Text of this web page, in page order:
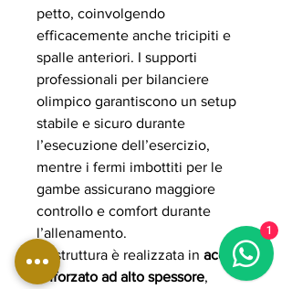
petto, coinvolgendo
efficacemente anche tricipiti e
spalle anteriori. I supporti
professionali per bilanciere
olimpico garantiscono un setup
stabile e sicuro durante
l’esecuzione dell’esercizio,
mentre i fermi imbottiti per le
gambe assicurano maggiore
controllo e comfort durante
l’allenamento.
La struttura è realizzata in acciaio
rinforzato ad alto spessore,
1